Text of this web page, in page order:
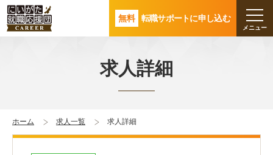
無料 転職サポートに申し込む
求人詳細
ホーム 求人一覧 求人詳細